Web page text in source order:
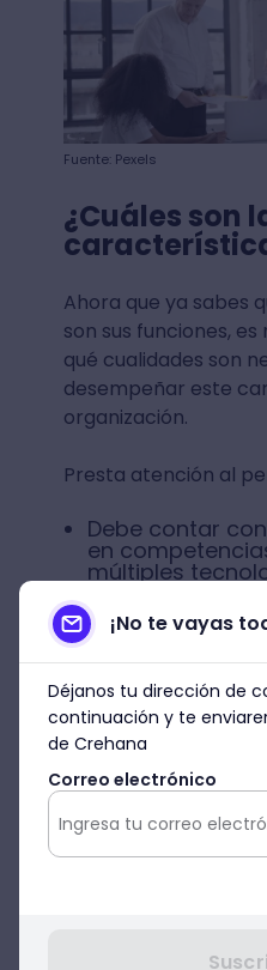
Fuente: Pexels
¿Cuáles son
Ahora que ya sabes
son sus funciones,
qué cualidades son
desempeñar este
organización.
Presta atención al
Debe contar
en
múltiples
Autonomía y
su equipo y
diferentes
Conocimientos
los negocios, ya
tanto de cómo
empresa, sus
Alta capacidad
¡No te vayas
Déjanos tu dirección de
continuación y te
de Crehana
Correo electrónico